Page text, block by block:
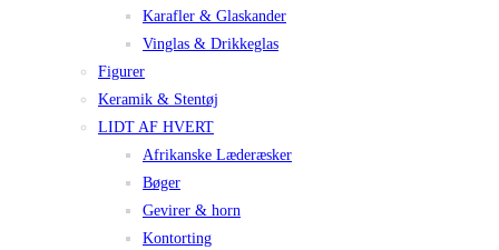
Karafler & Glaskander
Vinglas & Drikkeglas
Figurer
Keramik & Stentøj
LIDT AF HVERT
Afrikanske Læderæsker
Bøger
Gevirer & horn
Kontorting